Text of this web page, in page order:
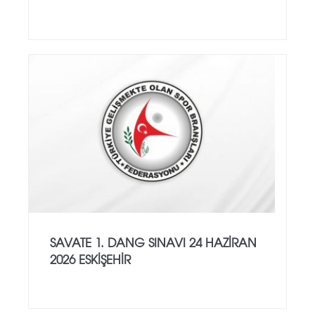
SAVATE 1. DANG SINAVI 24 HAZİRAN
2026 ESKİŞEHİR